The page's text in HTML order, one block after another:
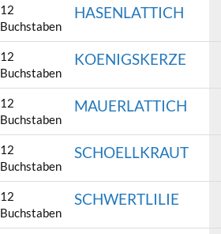
12
Buchstaben
HASENLATTICH
12
Buchstaben
KOENIGSKERZE
12
Buchstaben
MAUERLATTICH
12
Buchstaben
SCHOELLKRAUT
12
Buchstaben
SCHWERTLILIE